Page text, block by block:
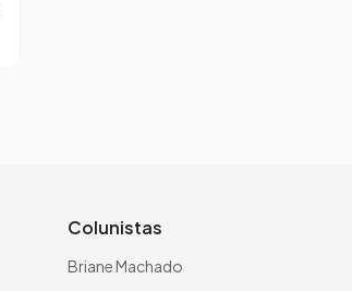
Colunistas
Briane Machado